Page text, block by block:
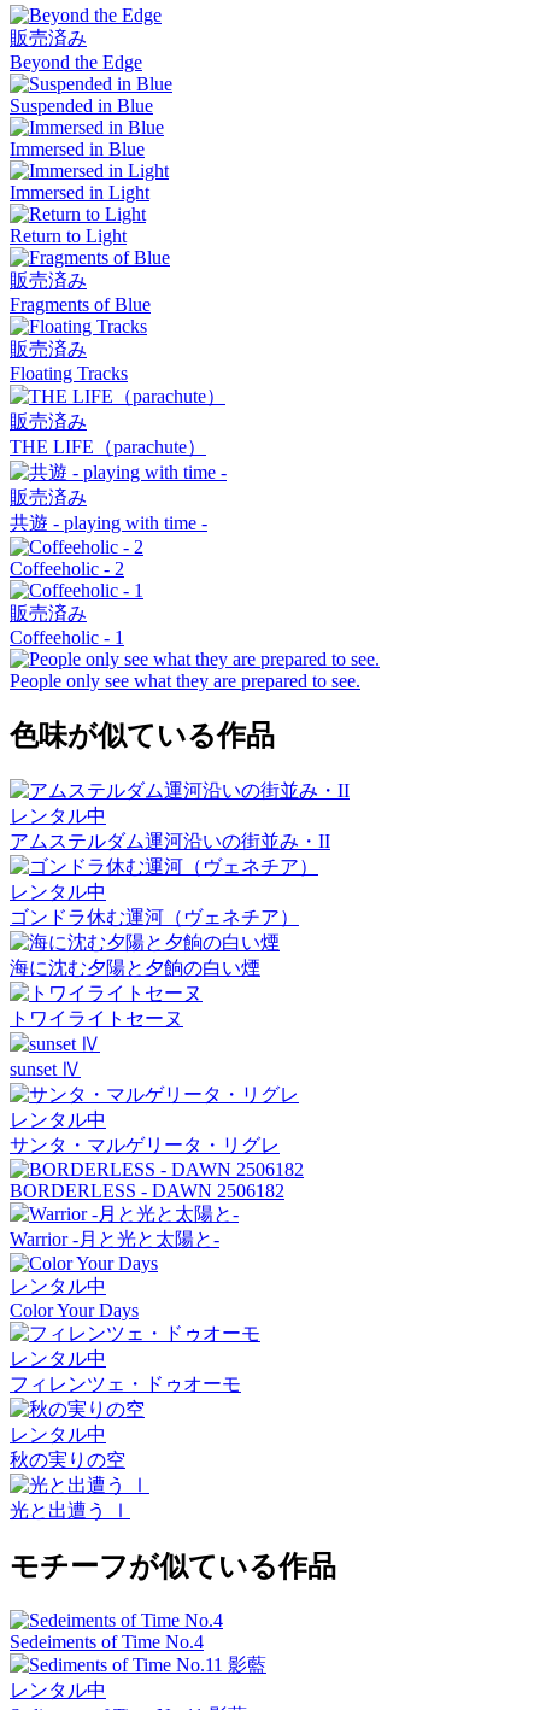
販売済み
Beyond the Edge
Suspended in Blue
Immersed in Blue
Immersed in Light
Return to Light
販売済み
Fragments of Blue
販売済み
Floating Tracks
販売済み
THE LIFE（parachute）
販売済み
共遊 - playing with time -
Coffeeholic - 2
販売済み
Coffeeholic - 1
People only see what they are prepared to see.
色味が似ている作品
レンタル中
アムステルダム運河沿いの街並み・II
レンタル中
ゴンドラ休む運河（ヴェネチア）
海に沈む夕陽と夕餉の白い煙
トワイライトセーヌ
sunset Ⅳ
レンタル中
サンタ・マルゲリータ・リグレ
BORDERLESS - DAWN 2506182
Warrior -月と光と太陽と-
レンタル中
Color Your Days
レンタル中
フィレンツェ・ドゥオーモ
レンタル中
秋の実りの空
光と出遭う Ⅰ
モチーフが似ている作品
Sedeiments of Time No.4
レンタル中